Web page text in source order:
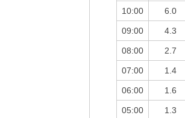
10:00 6.0
09:00 4.3
08:00 2.7
07:00 1.4
06:00 1.6
05:00 1.3